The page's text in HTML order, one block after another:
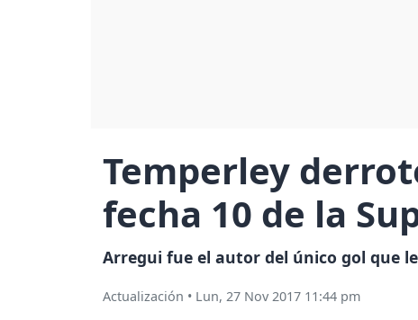
Temperley
fecha 10 de la
Arregui fue el autor del único gol que
Actualización • Lun, 27 Nov 2017 11:44 pm